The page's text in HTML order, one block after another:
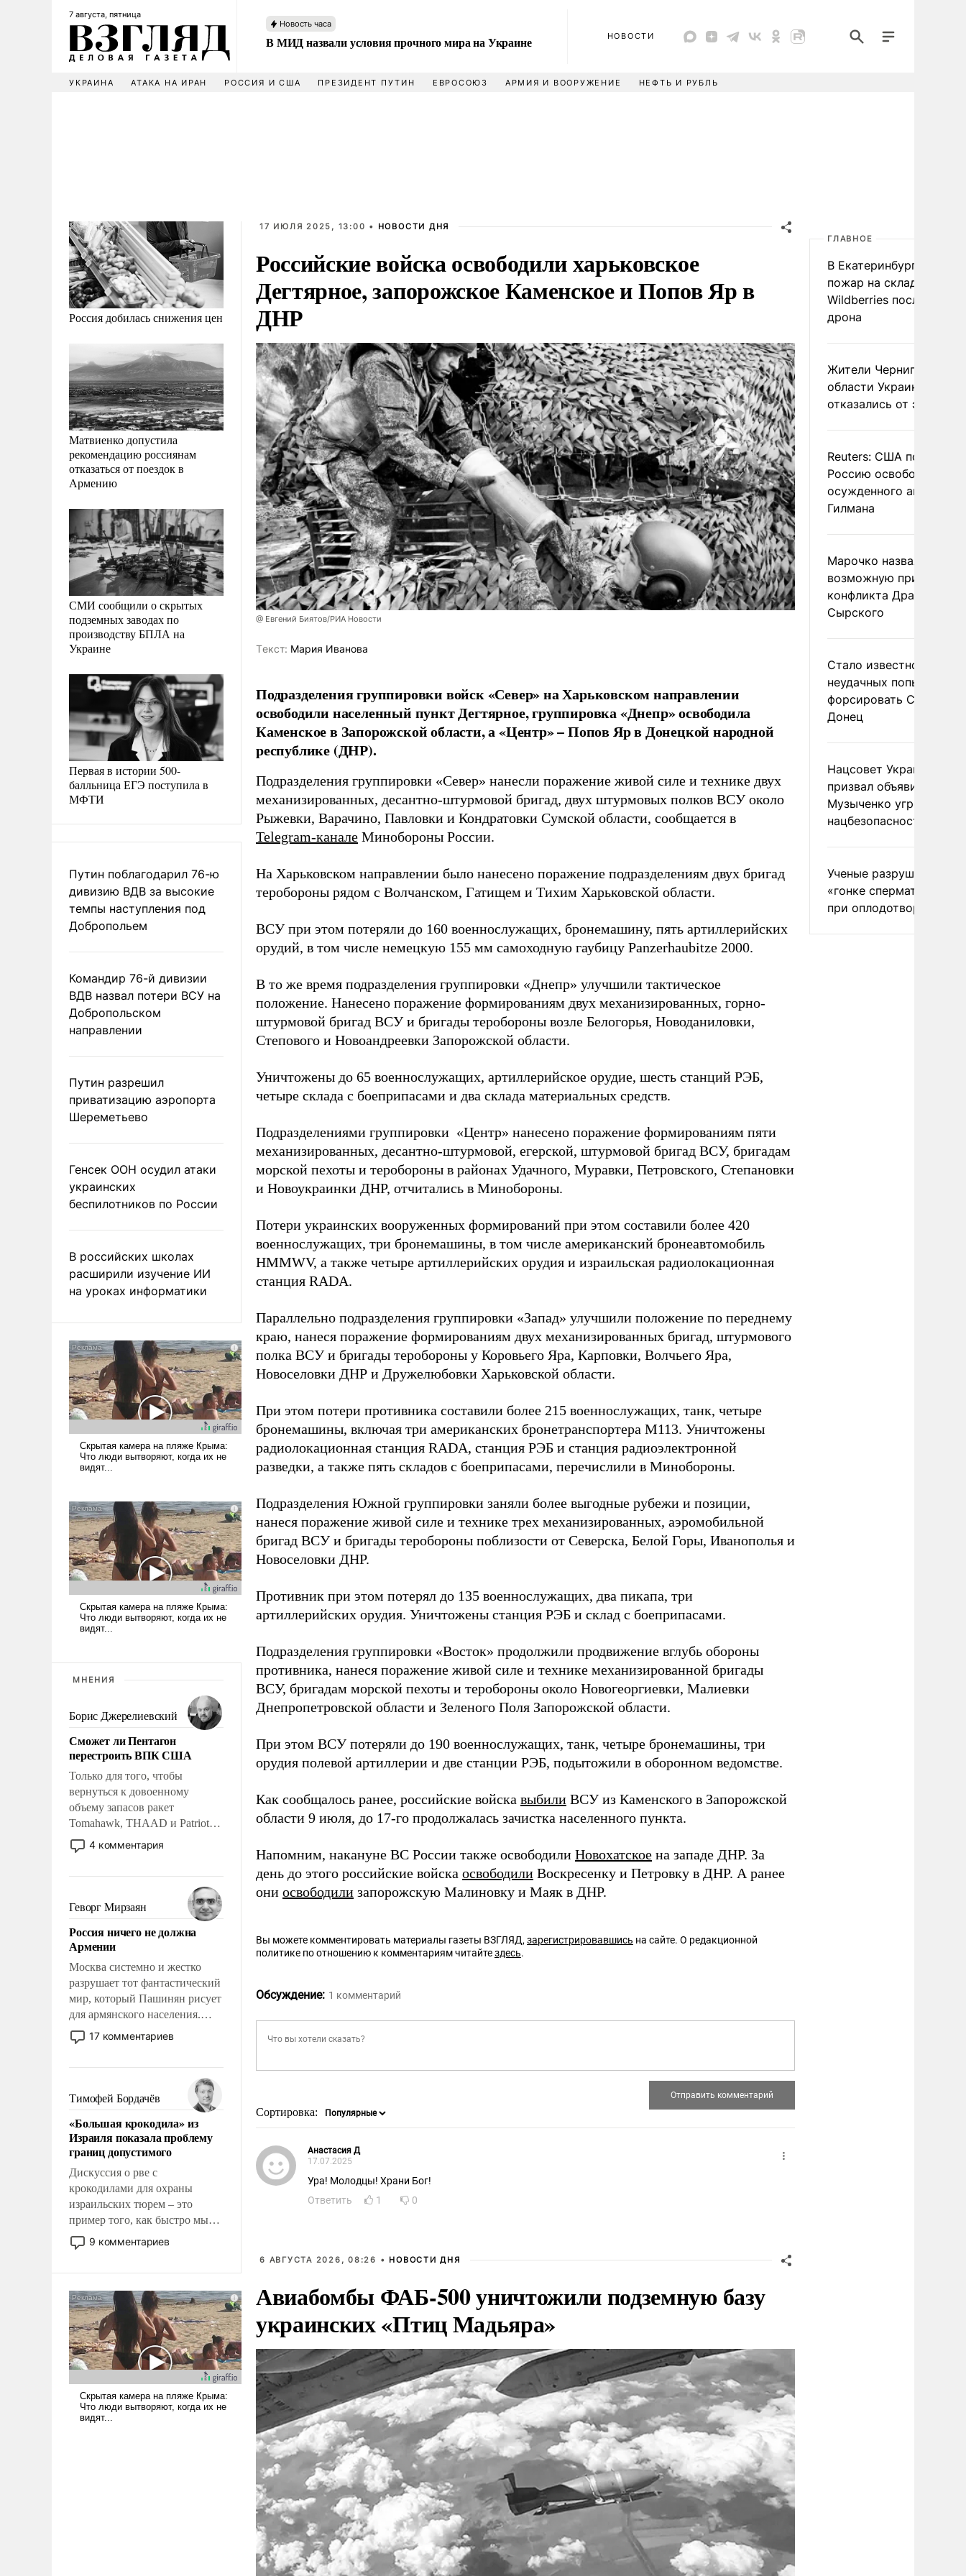
7 августа, пятница
Новость часа
В МИД назвали условия прочного мира на Украине НОВОСТИ
УКРАИНА АТАКА НА ИРАН РОССИЯ И США ПРЕЗИДЕНТ ПУТИН ЕВРОСОЮЗ АРМИЯ И ВООРУЖЕНИЕ НЕФТЬ И РУБЛЬ
Россия добилась снижения цен
Матвиенко допустила
рекомендацию россиянам
отказаться от поездок в
Армению
СМИ сообщили о скрытых
подземных заводах по
производству БПЛА на
Украине
Первая в истории 500-
балльница ЕГЭ поступила в
МФТИ
Путин поблагодарил 76-ю
дивизию ВДВ за высокие
темпы наступления под
Добропольем
Командир 76-й дивизии
ВДВ назвал потери ВСУ на
Добропольском
направлении
Путин разрешил
приватизацию аэропорта
Шереметьево
Генсек ООН осудил атаки
украинских
беспилотников по России
В российских школах
расширили изучение ИИ
на уроках информатики
МНЕНИЯ
Борис Джерелиевский
Сможет ли Пентагон
перестроить ВПК США
Только для того, чтобы
вернуться к довоенному
объему запасов ракет
Tomahawk, THAAD и Patriot
США потребуется более трех
лет. Даже небольшая война с
Сложившаяся ситуация
означает многолетний период
уязвимости США, например,
перед Китаем.
4 комментария
Геворг Мирзаян
Россия ничего не должна
Армении
Москва системно и жестко
разрушает тот фантастический
мир, который Пашинян рисует
для армянского населения.
Мир, где политические
прожекты будут безусловно
налогоплательщиков и где
Еревану за свои поступки не
нужно отвечать.
17 комментариев
Тимофей Бордачёв
«Большая крокодила» из
Израиля показала проблему
границ допустимого
Дискуссия о рве с
крокодилами для охраны
израильских тюрем – это
пример того, как быстро мы
двигаемся по пути
революционных изменений.
псевдонаучной фантастики,
стало всерьез обсуждаемой
идеей.
9 комментариев
17 ИЮЛЯ 2025, 13:00 • НОВОСТИ ДНЯ
Российские войска освободили харьковское
Дегтярное, запорожское Каменское и Попов Яр в
ДНР
@ Евгений Биятов/РИА Новости
Tекст: Мария Иванова
Подразделения группировки войск «Север» на Харьковском направлении
освободили населенный пункт Дегтярное, группировка «Днепр» освободила
Каменское в Запорожской области, а «Центр» – Попов Яр в Донецкой народной
республике (ДНР).
Подразделения группировки «Север» нанесли поражение живой силе и технике двух
механизированных, десантно-штурмовой бригад, двух штурмовых полков ВСУ около
Рыжевки, Варачино, Павловки и Кондратовки Сумской области, сообщается в
Telegram-канале Минобороны России.
На Харьковском направлении было нанесено поражение подразделениям двух бригад
теробороны рядом с Волчанском, Гатищем и Тихим Харьковской области.
ВСУ при этом потеряли до 160 военнослужащих, бронемашину, пять артиллерийских
орудий, в том числе немецкую 155 мм самоходную гаубицу Panzerhaubitze 2000.
В то же время подразделения группировки «Днепр» улучшили тактическое
положение. Нанесено поражение формированиям двух механизированных, горно-
штурмовой бригад ВСУ и бригады теробороны возле Белогорья, Новоданиловки,
Степового и Новоандреевки Запорожской области.
Уничтожены до 65 военнослужащих, артиллерийское орудие, шесть станций РЭБ,
четыре склада с боеприпасами и два склада материальных средств.
Подразделениями группировки «Центр» нанесено поражение формированиям пяти
механизированных, десантно-штурмовой, егерской, штурмовой бригад ВСУ, бригадам
морской пехоты и теробороны в районах Удачного, Муравки, Петровского, Степановки
и Новоукраинки ДНР, отчитались в Минобороны.
Потери украинских вооруженных формирований при этом составили более 420
военнослужащих, три бронемашины, в том числе американский бронеавтомобиль
HMMWV, а также четыре артиллерийских орудия и израильская радиолокационная
станция RADA.
Параллельно подразделения группировки «Запад» улучшили положение по переднему
краю, нанеся поражение формированиям двух механизированных бригад, штурмового
полка ВСУ и бригады теробороны у Коровьего Яра, Карповки, Волчьего Яра,
Новоселовки ДНР и Дружелюбовки Харьковской области.
При этом потери противника составили более 215 военнослужащих, танк, четыре
бронемашины, включая три американских бронетранспортера М113. Уничтожены
радиолокационная станция RADA, станция РЭБ и станция радиоэлектронной
разведки, а также пять складов с боеприпасами, перечислили в Минобороны.
Подразделения Южной группировки заняли более выгодные рубежи и позиции,
нанеся поражение живой силе и технике трех механизированных, аэромобильной
бригад ВСУ и бригады теробороны поблизости от Северска, Белой Горы, Иванополья и
Новоселовки ДНР.
Противник при этом потерял до 135 военнослужащих, два пикапа, три
артиллерийских орудия. Уничтожены станция РЭБ и склад с боеприпасами.
Подразделения группировки «Восток» продолжили продвижение вглубь обороны
противника, нанеся поражение живой силе и технике механизированной бригады
ВСУ, бригадам морской пехоты и теробороны около Новогеоргиевки, Малиевки
Днепропетровской области и Зеленого Поля Запорожской области.
При этом ВСУ потеряли до 190 военнослужащих, танк, четыре бронемашины, три
орудия полевой артиллерии и две станции РЭБ, подытожили в оборонном ведомстве.
Как сообщалось ранее, российские войска выбили ВСУ из Каменского в Запорожской
области 9 июля, до 17-го продолжалась зачистка населенного пункта.
Напомним, накануне ВС России также освободили Новохатское на западе ДНР. За
день до этого российские войска освободили Воскресенку и Петровку в ДНР. А ранее
они освободили запорожскую Малиновку и Маяк в ДНР.
Вы можете комментировать материалы газеты ВЗГЛЯД,зарегистрировавшись на сайте. О редакционной
политике по отношению к комментариям читайтездесь.
Обсуждение: 1 комментарий
Сортировка:
Анастасия Д
17.07.2025
Ура! Молодцы! Храни Бог!
Ответить
1 0
6 АВГУСТА 2026, 08:26 • НОВОСТИ ДНЯ
Авиабомбы ФАБ-500 уничтожили подземную базу
украинских «Птиц Мадьяра»
ГЛАВНОЕ
В Екатеринбурге
пожар на складе
Wildberries после атаки
дрона
Жители Черниговской
области Украины
отказались от
Reuters: США
Россию освободить
осужденного
Гилмана
Марочко назвал
возможную причину
конфликта Драпатого и
Сырского
Стало известно о
неудачных попытках
форсировать
Донец
Нацсовет Украины по
призвал объявить
Музыченко угрозой
нацбезопасности
Ученые разрушили миф
«гонке
при оплодотворении